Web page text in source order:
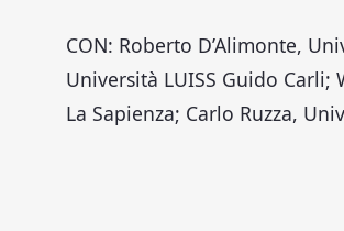
CON: Roberto D’Alimonte,
Università LUISS Guido
La Sapienza; Carlo Ruzza,